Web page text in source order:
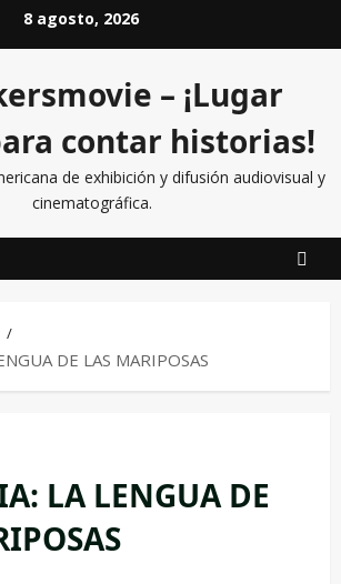
8 agosto, 2026
– ¡Lugar
contar historias!
de exhibición y difusión audiovisual y
cinematográfica.
DE LAS MARIPOSAS
LA LENGUA DE